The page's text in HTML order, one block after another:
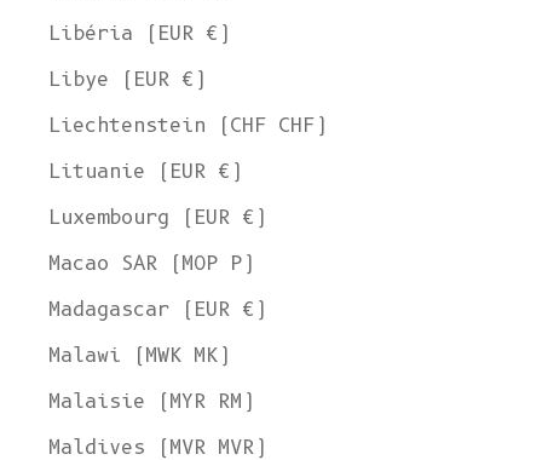
Libéria (EUR €)
Libye (EUR €)
Liechtenstein (CHF CHF)
Lituanie (EUR €)
Luxembourg (EUR €)
Macao SAR (MOP P)
Madagascar (EUR €)
Malawi (MWK MK)
Malaisie (MYR RM)
Maldives (MVR MVR)